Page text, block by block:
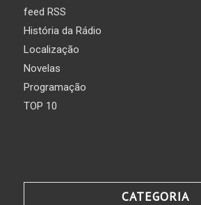
feed RSS
História da Rádio
Localização
Novelas
Programação
TOP 10
CATEGORIA